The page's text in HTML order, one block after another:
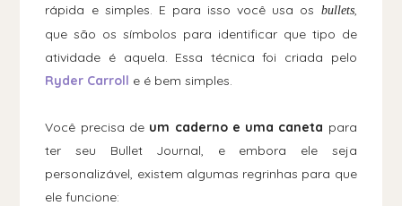
rápida e simples. E para isso você usa os bullets,
que são os símbolos para identificar que tipo de
atividade é aquela. Essa técnica foi criada pelo
Ryder Carroll e é bem simples.
Você precisa de um caderno e uma caneta para
ter seu Bullet Journal, e embora ele seja
personalizável, existem algumas regrinhas para que
ele funcione: